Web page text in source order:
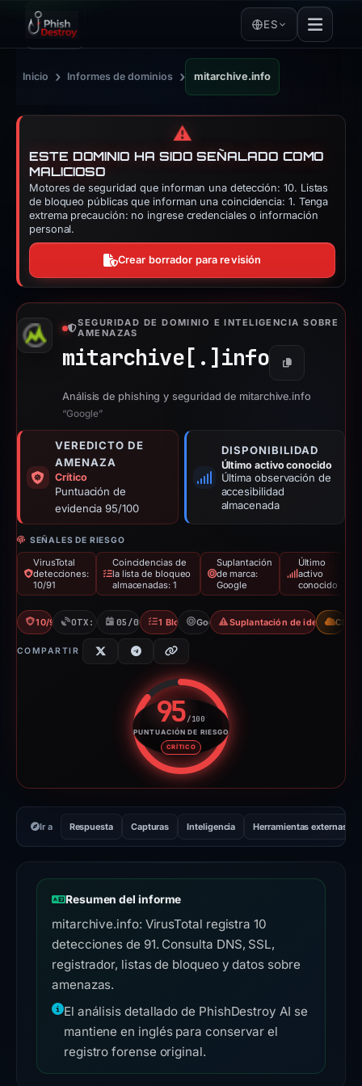
ES
Inicio › Informes de dominios › mitarchive.info
⚠️
ESTE DOMINIO HA SIDO SEÑALADO COMO
MALICIOSO
Motores de seguridad que informan una detección: 10. Listas
de bloqueo públicas que informan una coincidencia: 1. Tenga
extrema precaución: no ingrese credenciales o información
personal.
Crear borrador para revisión
SEGURIDAD DE DOMINIO E INTELIGENCIA SOBRE
AMENAZAS
mitarchive[.] info Copiar
Análisis de phishing y seguridad de mitarchive.info
“Google”
VEREDICTO DE
AMENAZA
Crítico
Puntuación de
evidencia 95/100
DISPONIBILIDAD
Último activo conocido
Última observación de
accesibilidad
almacenada
SEÑALES DE RIESGO
VirusTotal
detecciones:
10/91
Coincidencias de
la lista de bloqueo
almacenadas: 1
Suplantación
de marca:
Google
Último
activo
conocido
10/91 VTOTX: 8 refs05/01/20261 BlocklistGoogleSuplantación de identidadCDN
COMPARTIR
95/100
PUNTUACIÓN DE RIESGO
CRÍTICO
Puntuación de riesgo: 95
Ir a Respuesta Capturas Inteligencia Herramientas externas
Resumen del informe
mitarchive.info: VirusTotal registra 10
detecciones de 91. Consulta DNS, SSL,
registrador, listas de bloqueo y datos sobre
amenazas.
El análisis detallado de PhishDestroy AI se
mantiene en inglés para conservar el
registro forense original.